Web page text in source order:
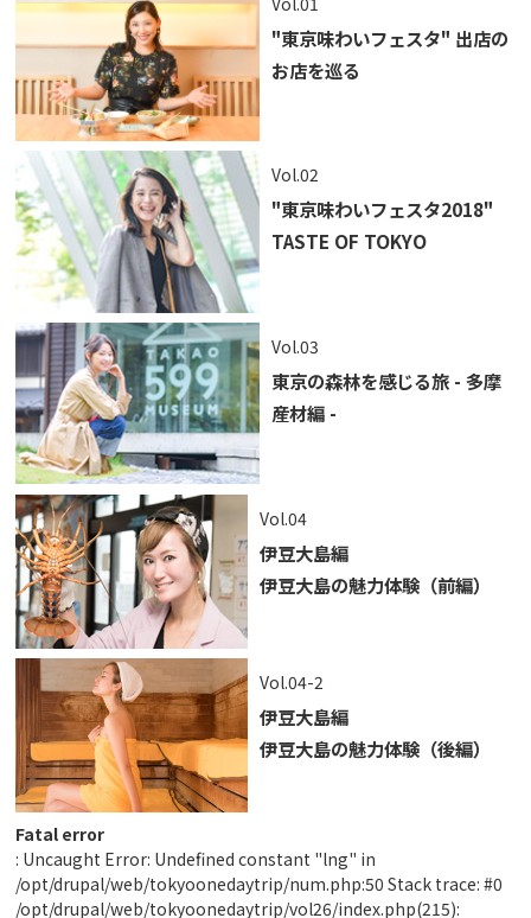
"東京味わいフェスタ" 出店の
お店を巡る
Vol.02
"東京味わいフェスタ2018"
TASTE OF TOKYO
Vol.03
東京の森林を感じる旅 - 多摩
産材編 -
Vol.04
伊豆大島編
伊豆大島の魅力体験（前編）
Vol.04-2
伊豆大島編
伊豆大島の魅力体験（後編）
Fatal error
: Uncaught Error: Undefined constant "lng" in
/opt/drupal/web/tokyoonedaytrip/num.php:50 Stack trace: #0
/opt/drupal/web/tokyoonedaytrip/vol26/index.php(215):